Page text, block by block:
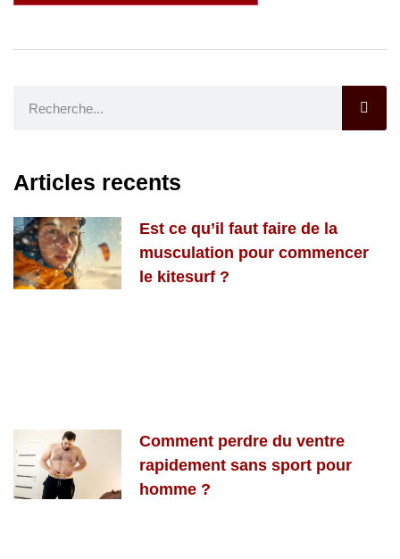
Articles recents
Est ce qu’il faut faire de la
musculation pour commencer
le kitesurf ?
Comment perdre du ventre
rapidement sans sport pour
homme ?